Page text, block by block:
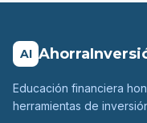
AI
Educación financiera
herramientas de